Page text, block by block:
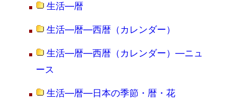
生活―暦
生活―暦―西暦（カレンダー）
生活―暦―西暦（カレンダー）―ニュ
ース
生活―暦―日本の季節・暦・花